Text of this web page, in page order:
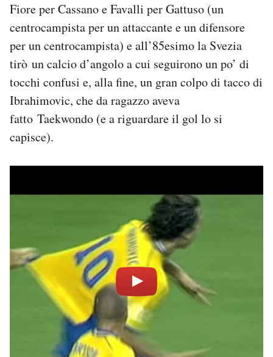
Fiore per Cassano e Favalli per Gattuso (un
centrocampista per un attaccante e un difensore
per un centrocampista) e all’85esimo la Svezia
tirò un calcio d’angolo a cui seguirono un po’ di
tocchi confusi e, alla fine, un gran colpo di tacco di
Ibrahimovic, che da ragazzo aveva
fatto Taekwondo (e a riguardare il gol lo si
capisce).